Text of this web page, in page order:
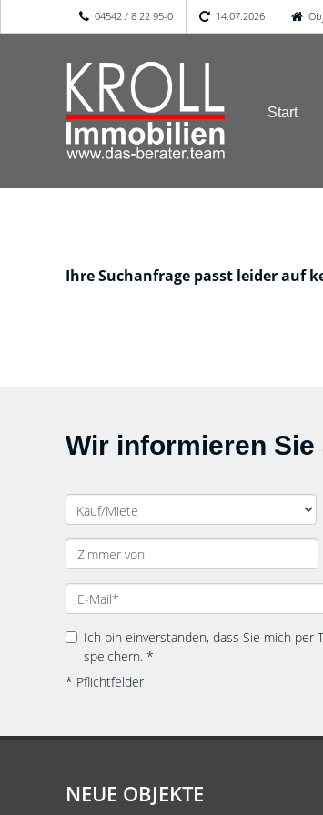
04542 / 8 22 95-0 14.07.2026
Start
Ihre Suchanfrage passt leider auf
Wir informieren
Ich bin einverstanden, dass Sie mich
speichern. *
* Pflichtfelder
NEUE OBJEKTE